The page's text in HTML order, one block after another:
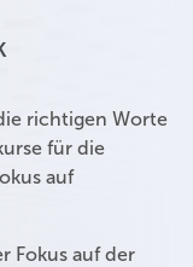
richtigen Worte
für die
auf
Fokus auf der